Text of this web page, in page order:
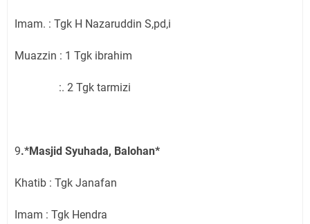
Imam. : Tgk H Nazaruddin S,pd,i
Muazzin : 1 Tgk ibrahim
:. 2 Tgk tarmizi
9.*Masjid Syuhada, Balohan*
Khatib : Tgk Janafan
Imam : Tgk Hendra